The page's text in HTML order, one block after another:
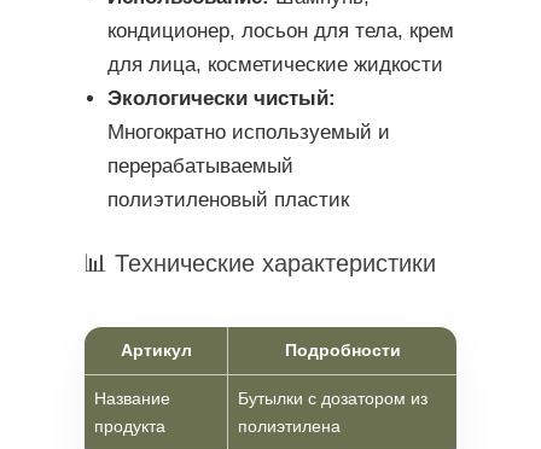
кондиционер, лосьон для тела, крем
для лица, косметические жидкости
Экологически чистый:
Многократно используемый и
перерабатываемый
полиэтиленовый пластик
📊 Технические характеристики
Артикул Подробности
Название
продукта
Бутылки с дозатором из
полиэтилена